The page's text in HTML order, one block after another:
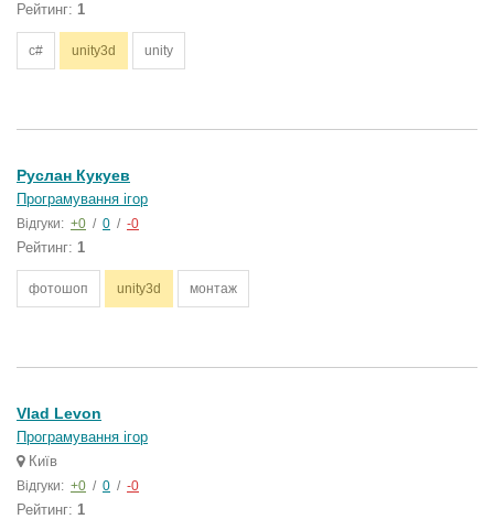
Рейтинг: 1
c# unity3d unity
Руслан Кукуев
Програмування ігор
Відгуки: +0 / 0 / -0
Рейтинг: 1
фотошоп unity3d монтаж
Vlad Levon
Програмування ігор
Київ
Відгуки: +0 / 0 / -0
Рейтинг: 1